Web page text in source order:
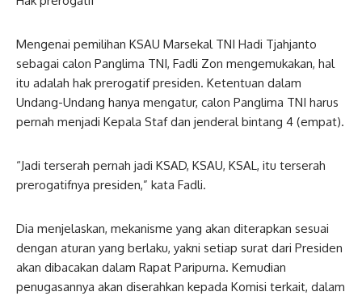
Mengenai pemilihan KSAU Marsekal TNI Hadi Tjahjanto
sebagai calon Panglima TNI, Fadli Zon mengemukakan, hal
itu adalah hak prerogatif presiden. Ketentuan dalam
Undang-Undang hanya mengatur, calon Panglima TNI harus
pernah menjadi Kepala Staf dan jenderal bintang 4 (empat).
“Jadi terserah pernah jadi KSAD, KSAU, KSAL, itu terserah
prerogatifnya presiden,” kata Fadli.
Dia menjelaskan, mekanisme yang akan diterapkan sesuai
dengan aturan yang berlaku, yakni setiap surat dari Presiden
akan dibacakan dalam Rapat Paripurna. Kemudian
penugasannya akan diserahkan kepada Komisi terkait, dalam